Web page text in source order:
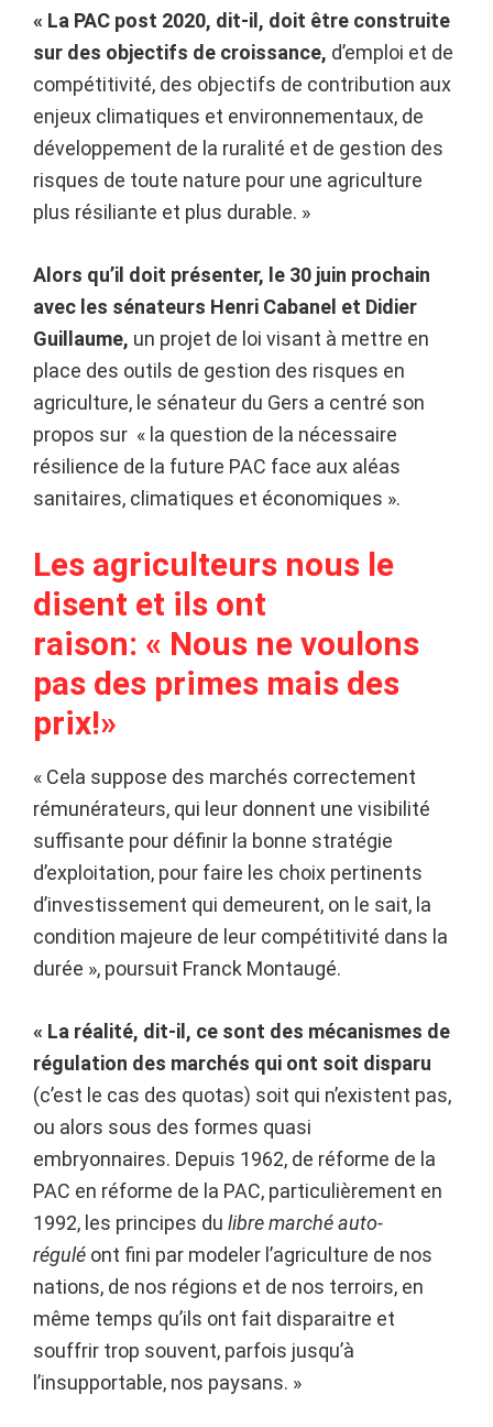
« La PAC post 2020, dit-il, doit être construite
sur des objectifs de croissance, d’emploi et de
compétitivité, des objectifs de contribution aux
enjeux climatiques et environnementaux, de
développement de la ruralité et de gestion des
risques de toute nature pour une agriculture
plus résiliante et plus durable. »
Alors qu’il doit présenter, le 30 juin prochain
avec les sénateurs Henri Cabanel et Didier
Guillaume, un projet de loi visant à mettre en
place des outils de gestion des risques en
agriculture, le sénateur du Gers a centré son
propos sur « la question de la nécessaire
résilience de la future PAC face aux aléas
sanitaires, climatiques et économiques ».
Les agriculteurs nous le
disent et ils ont
raison: « Nous ne voulons
pas des primes mais des
prix!»
« Cela suppose des marchés correctement
rémunérateurs, qui leur donnent une visibilité
suffisante pour définir la bonne stratégie
d’exploitation, pour faire les choix pertinents
d’investissement qui demeurent, on le sait, la
condition majeure de leur compétitivité dans la
durée », poursuit Franck Montaugé.
« La réalité, dit-il, ce sont des mécanismes de
régulation des marchés qui ont soit disparu
(c’est le cas des quotas) soit qui n’existent pas,
ou alors sous des formes quasi
embryonnaires. Depuis 1962, de réforme de la
PAC en réforme de la PAC, particulièrement en
1992, les principes du libre marché auto-
régulé ont fini par modeler l’agriculture de nos
nations, de nos régions et de nos terroirs, en
même temps qu’ils ont fait disparaitre et
souffrir trop souvent, parfois jusqu’à
l’insupportable, nos paysans. »